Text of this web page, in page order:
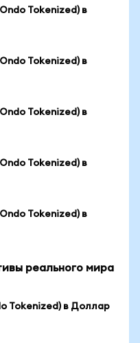
Tokenized) в
Tokenized) в
Tokenized) в
Tokenized) в
Tokenized) в
реального мира
Tokenized) в Доллар